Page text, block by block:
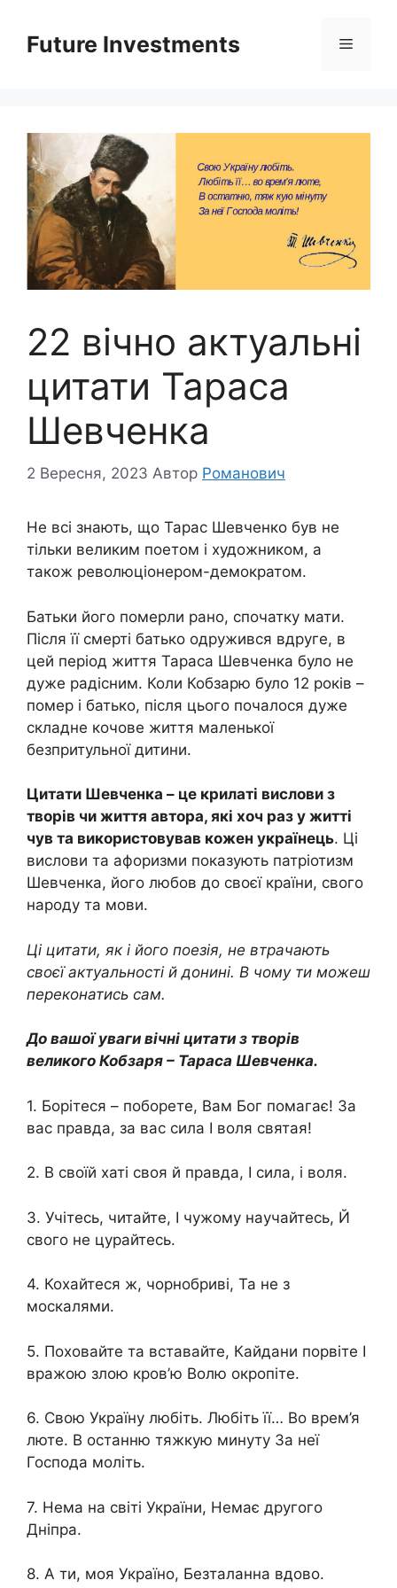
вмістуFuture Investments Меню
22 вічно актуальні
цитати Тараса
Шевченка
2 Вересня, 2023 Автор Романович
Не всі знають, що Тарас Шевченко був не
тільки великим поетом і художником, а
також революціонером-демократом.
Батьки його померли рано, спочатку мати.
Після її смерті батько одружився вдруге, в
цей період життя Тараса Шевченка було не
дуже радісним. Коли Кобзарю було 12 років –
помер і батько, після цього почалося дуже
складне кочове життя маленької
безпритульної дитини.
Цитати Шевченка – це крилаті вислови з
творів чи життя автора, які хоч раз у житті
чув та використовував кожен українець. Ці
вислови та афоризми показують патріотизм
Шевченка, його любов до своєї країни, свого
народу та мови.
Ці цитати, як і його поезія, не втрачають
своєї актуальності й донині. В чому ти можеш
переконатись сам.
До вашої уваги вічні цитати з творів
великого Кобзаря – Тараса Шевченка.
1. Борітеся – поборете, Вам Бог помагає! За
вас правда, за вас сила І воля святая!
2. В своїй хаті своя й правда, І сила, і воля.
3. Учітесь, читайте, І чужому научайтесь, Й
свого не цурайтесь.
4. Кохайтеся ж, чорнобриві, Та не з
москалями.
5. Поховайте та вставайте, Кайдани порвіте І
вражою злою кров’ю Волю окропіте.
6. Свою Україну любіть. Любіть її… Во врем’я
люте. В останню тяжкую минуту За неї
Господа моліть.
7. Нема на світі України, Немає другого
Дніпра.
8. А ти, моя Україно, Безталанна вдово.